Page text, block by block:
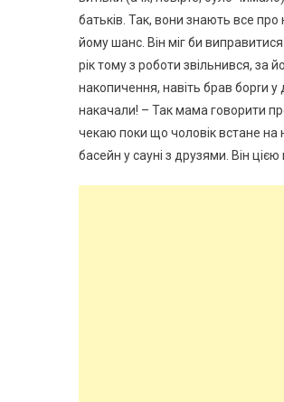
батьків. Так, вони знають все
йому шанс. Він міг би
рік тому з роботи звільнився, за
накопичення, навіть брав борrи у
накачали! – Так мама говорити
чекаю поки що чоловік встане на
басейн у сауні з друзями. Він